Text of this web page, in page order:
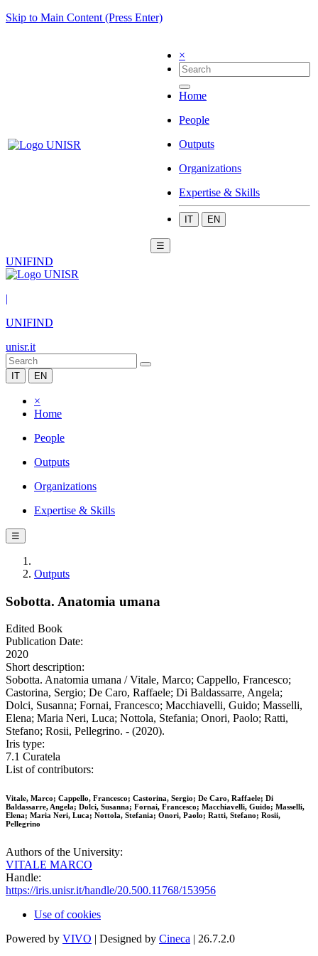
Skip to Main Content (Press Enter)
×
Home
People
Outputs
Organizations
Expertise & Skills
IT EN
☰
UNIFIND
|
UNIFIND
unisr.it
IT EN
×
Home
People
Outputs
Organizations
Expertise & Skills
☰
Outputs
Sobotta. Anatomia umana
Edited Book
Publication Date:
2020
Short description:
Sobotta. Anatomia umana / Vitale, Marco; Cappello, Francesco;
Castorina, Sergio; De Caro, Raffaele; Di Baldassarre, Angela;
Dolci, Susanna; Fornai, Francesco; Macchiavelli, Guido; Masselli,
Elena; Maria Neri, Luca; Nottola, Stefania; Onori, Paolo; Ratti,
Stefano; Rosii, Pellegrino. - (2020).
Iris type:
7.1 Curatela
List of contributors:
Vitale, Marco; Cappello, Francesco; Castorina, Sergio; De Caro, Raffaele; Di
Baldassarre, Angela; Dolci, Susanna; Fornai, Francesco; Macchiavelli, Guido; Masselli,
Elena; Maria Neri, Luca; Nottola, Stefania; Onori, Paolo; Ratti, Stefano; Rosii,
Pellegrino
Authors of the University:
VITALE MARCO
Handle:
https://iris.unisr.it/handle/20.500.11768/153956
Use of cookies
Powered by VIVO | Designed by Cineca | 26.7.2.0